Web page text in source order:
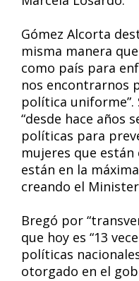
Gómez Alcorta
misma manera
como país para
nos encontrarnos
política
“desde hace años
políticas para
mujeres que
están en la
creando el
Bregó por
que hoy es “13
políticas
otorgado en el